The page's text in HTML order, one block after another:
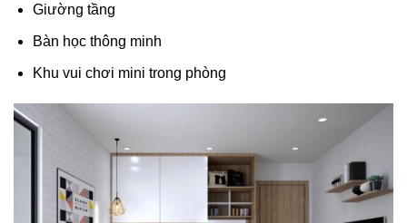
Giường tầng
Bàn học thông minh
Khu vui chơi mini trong phòng